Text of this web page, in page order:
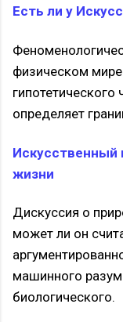
Есть ли у
физическом
гипотетического
определяет
Искусственный
жизни
Дискуссия о
может ли он
машинного
биологического.